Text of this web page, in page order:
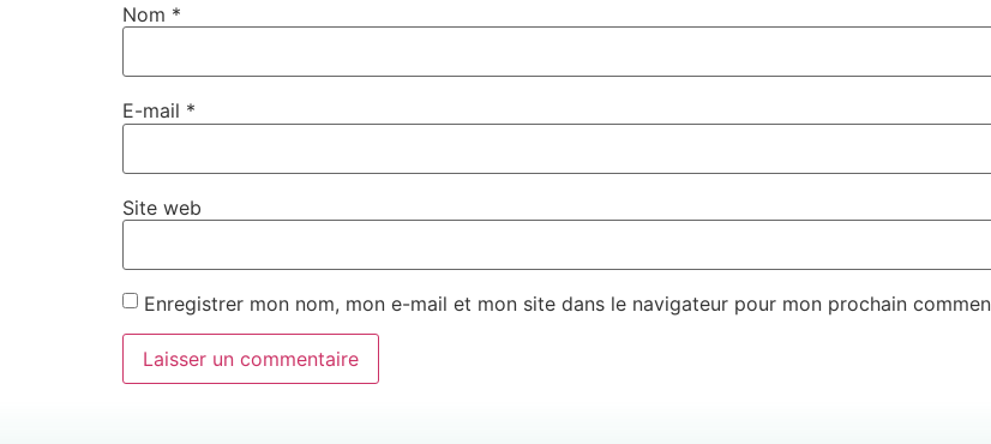
Nom *
E-mail *
Site web
Enregistrer mon nom, mon e-mail et mon site dans le navigateur pour mon prochain